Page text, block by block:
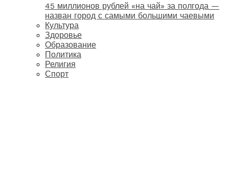
45 миллионов рублей «на чай» за полгода —
назван город с самыми большими чаевыми
Культура
Здоровье
Образование
Политика
Религия
Спорт